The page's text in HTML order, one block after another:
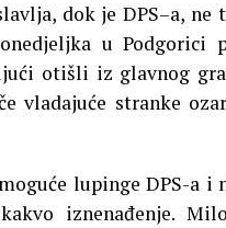
dok je DPS–a, ne
u Podgorici
otišli iz glavnog
stranke
lupinge DPS-a i
iznenađenje.